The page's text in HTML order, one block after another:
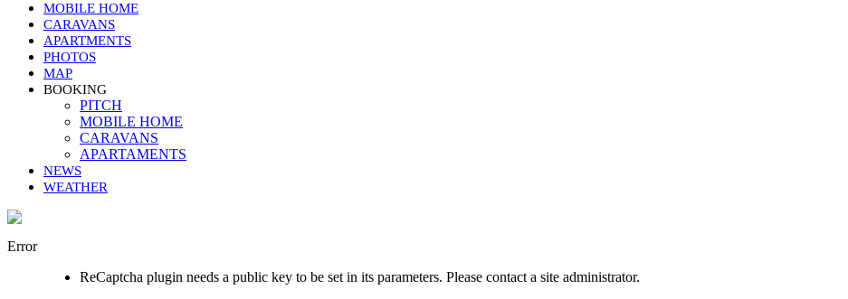
MOBILE HOME
CARAVANS
APARTMENTS
PHOTOS
MAP
BOOKING
PITCH
MOBILE HOME
CARAVANS
APARTAMENTS
NEWS
WEATHER
Error
ReCaptcha plugin needs a public key to be set in its parameters. Please contact a site administrator.